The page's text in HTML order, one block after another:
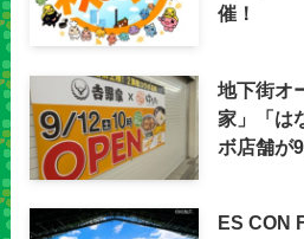
催！
地下街オ
家」「は
ボ店舗が
ES CON